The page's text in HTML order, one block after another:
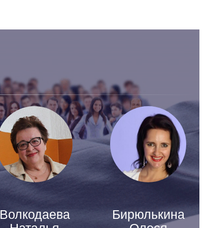
Волкодаева
Бирюлькина